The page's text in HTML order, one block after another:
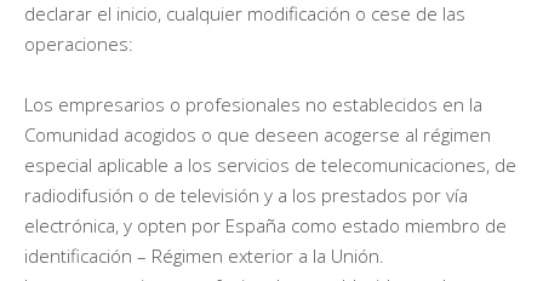
declarar el inicio, cualquier modificación o cese de las
operaciones:
Los empresarios o profesionales no establecidos en la
Comunidad acogidos o que deseen acogerse al régimen
especial aplicable a los servicios de telecomunicaciones, de
radiodifusión o de televisión y a los prestados por vía
electrónica, y opten por España como estado miembro de
identificación – Régimen exterior a la Unión.